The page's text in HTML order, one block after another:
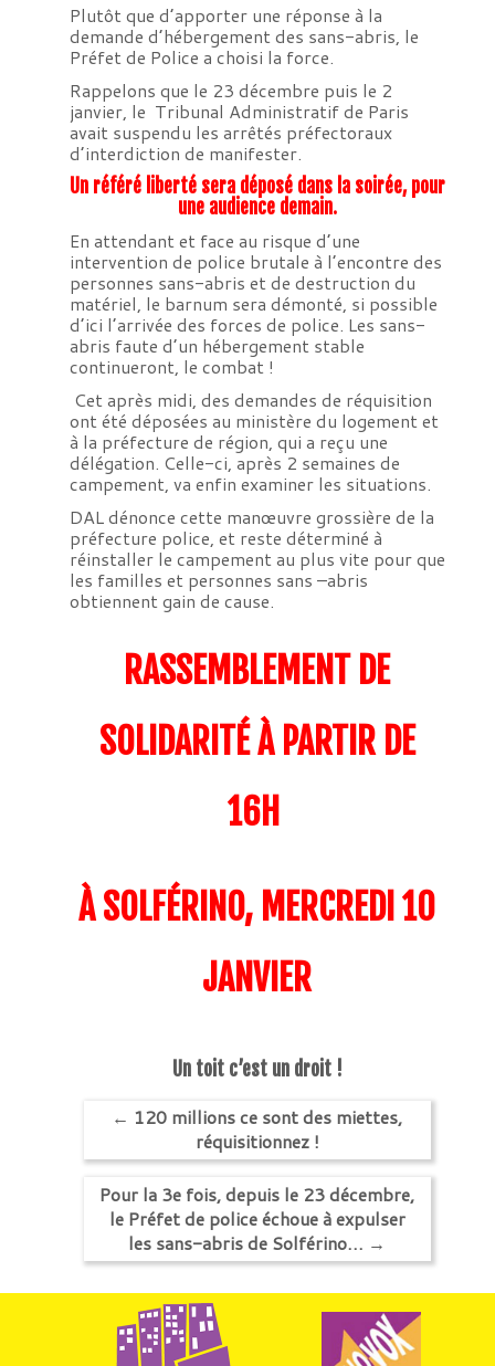
Plutôt que d’apporter une réponse à la
demande d’hébergement des sans-abris, le
Préfet de Police a choisi la force.
Rappelons que le 23 décembre puis le 2
janvier, le Tribunal Administratif de Paris
avait suspendu les arrêtés préfectoraux
d’interdiction de manifester.
Un référé liberté sera déposé dans la soirée, pour
une audience demain.
En attendant et face au risque d’une
intervention de police brutale à l’encontre des
personnes sans-abris et de destruction du
matériel, le barnum sera démonté, si possible
d’ici l’arrivée des forces de police. Les sans-
abris faute d’un hébergement stable
continueront, le combat !
Cet après midi, des demandes de réquisition
ont été déposées au ministère du logement et
à la préfecture de région, qui a reçu une
délégation. Celle-ci, après 2 semaines de
campement, va enfin examiner les situations.
DAL dénonce cette manœuvre grossière de la
préfecture police, et reste déterminé à
réinstaller le campement au plus vite pour que
les familles et personnes sans –abris
obtiennent gain de cause.
RASSEMBLEMENT DE
SOLIDARITÉ À PARTIR DE
16H
À SOLFÉRINO, MERCREDI 10
JANVIER
Un toit c’est un droit !
← 120 millions ce sont des miettes,
réquisitionnez !
Pour la 3e fois, depuis le 23 décembre,
le Préfet de police échoue à expulser
les sans-abris de Solférino… →